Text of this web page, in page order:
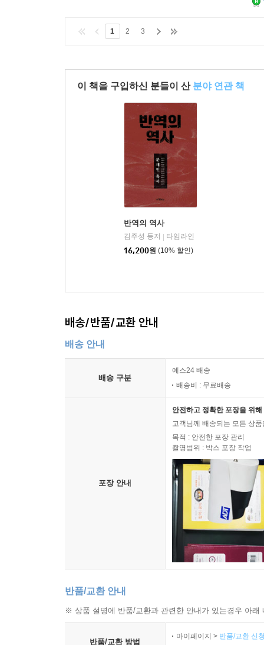
1 2 3
이 책을 구입하신 분들이 산 분야 연관 책
반역의 역사
김주성 등저
타임라인
16,200원 (10% 할인)
배송/반품/교환 안내
배송 안내
배송 구분
예스24 배송
배송비 : 무료배송
포장 안내
안전하고 정확한 포장을 위
고객님께 배송되는 모든 상
목적 : 안전한 포장 관리
촬영범위 : 박스 포장 작업
반품/교환 안내
※ 상품 설명에 반품/교환과 관련한 안내가 있는경우 아
반품/교환 방법
마이페이지 > 반품/교환 신